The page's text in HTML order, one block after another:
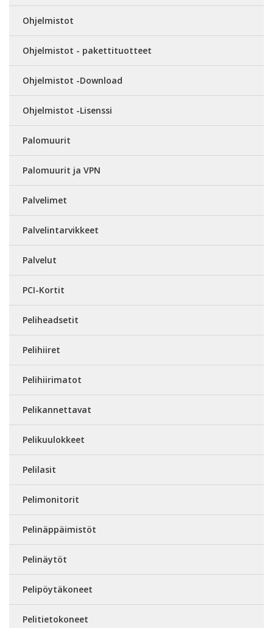
Ohjelmistot
Ohjelmistot - pakettituotteet
Ohjelmistot -Download
Ohjelmistot -Lisenssi
Palomuurit
Palomuurit ja VPN
Palvelimet
Palvelintarvikkeet
Palvelut
PCI-Kortit
Peliheadsetit
Pelihiiret
Pelihiirimatot
Pelikannettavat
Pelikuulokkeet
Pelilasit
Pelimonitorit
Pelinäppäimistöt
Pelinäytöt
Pelipöytäkoneet
Pelitietokoneet